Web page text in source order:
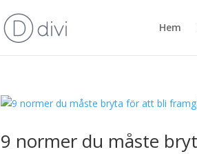
Hem
9 normer du måste